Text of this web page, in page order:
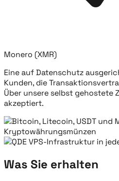
Monero (XMR)
Eine auf Datenschutz
Kunden, die
Über unsere selbst gehostete
akzeptiert.
Was Sie erhalten